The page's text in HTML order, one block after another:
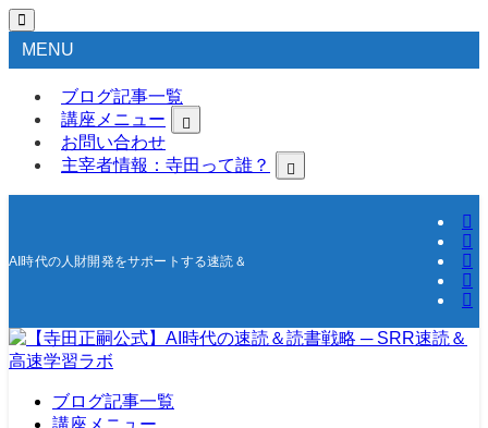
MENU
ブログ記事一覧
講座メニュー
お問い合わせ
主宰者情報：寺田って誰？
AI時代の人財開発をサポートする速読＆高速学習の研究所
ブログ記事一覧
講座メニュー